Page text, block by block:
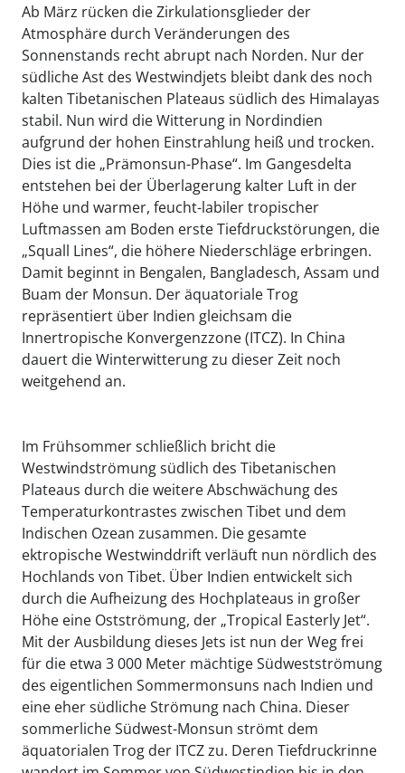
Ab März rücken die Zirkulationsglieder der
Atmosphäre durch Veränderungen des
Sonnenstands recht abrupt nach Norden. Nur der
südliche Ast des Westwindjets bleibt dank des noch
kalten Tibetanischen Plateaus südlich des Himalayas
stabil. Nun wird die Witterung in Nordindien
aufgrund der hohen Einstrahlung heiß und trocken.
Dies ist die „Prämonsun-Phase“. Im Gangesdelta
entstehen bei der Überlagerung kalter Luft in der
Höhe und warmer, feucht-labiler tropischer
Luftmassen am Boden erste Tiefdruckstörungen, die
„Squall Lines“, die höhere Niederschläge erbringen.
Damit beginnt in Bengalen, Bangladesch, Assam und
Buam der Monsun. Der äquatoriale Trog
repräsentiert über Indien gleichsam die
Innertropische Konvergenzzone (ITCZ). In China
dauert die Winterwitterung zu dieser Zeit noch
weitgehend an.
Im Frühsommer schließlich bricht die
Westwindströmung südlich des Tibetanischen
Plateaus durch die weitere Abschwächung des
Temperaturkontrastes zwischen Tibet und dem
Indischen Ozean zusammen. Die gesamte
ektropische Westwinddrift verläuft nun nördlich des
Hochlands von Tibet. Über Indien entwickelt sich
durch die Aufheizung des Hochplateaus in großer
Höhe eine Ostströmung, der „Tropical Easterly Jet“.
Mit der Ausbildung dieses Jets ist nun der Weg frei
für die etwa 3 000 Meter mächtige Südwestströmung
des eigentlichen Sommermonsuns nach Indien und
eine eher südliche Strömung nach China. Dieser
sommerliche Südwest-Monsun strömt dem
äquatorialen Trog der ITCZ zu. Deren Tiefdruckrinne